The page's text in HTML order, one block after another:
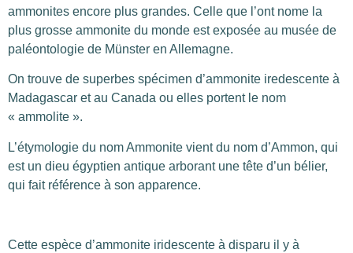
ammonites encore plus grandes. Celle que l’ont nome la
plus grosse ammonite du monde est exposée au musée de
paléontologie de Münster en Allemagne.
On trouve de superbes spécimen d’ammonite iredescente à
Madagascar et au Canada ou elles portent le nom
« ammolite ».
L’étymologie du nom Ammonite vient du nom d’Ammon, qui
est un dieu égyptien antique arborant une tête d’un bélier,
qui fait référence à son apparence.
Cette espèce d’ammonite iridescente à disparu il y à